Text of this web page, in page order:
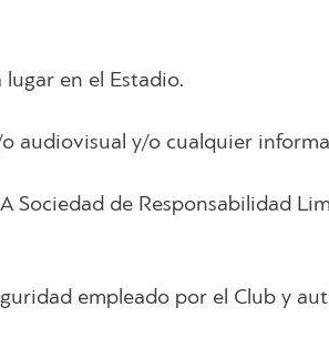
en el Estadio.
audiovisual y/o cualquier
Sociedad de Responsabilidad
empleado por el Club y